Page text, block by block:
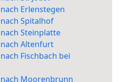
Erlenstegen
Spitalhof
Steinplatte
Altenfurt
Fischbach bei
Moorenbrunn